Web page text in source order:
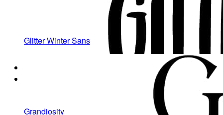
Glitter Winter Sans
Grandiosity